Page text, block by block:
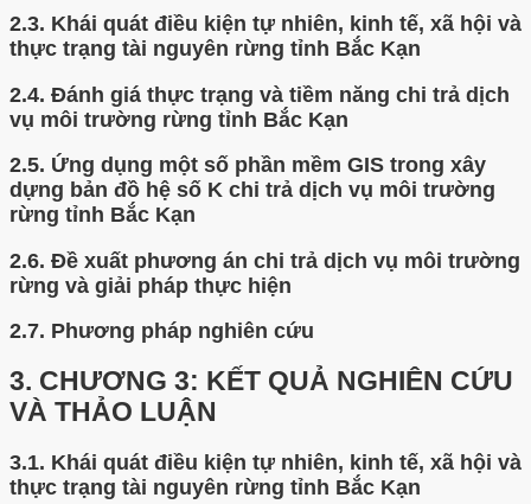
2.3. Khái quát điều kiện tự nhiên, kinh tế, xã hội và
thực trạng tài nguyên rừng tỉnh Bắc Kạn
2.4. Đánh giá thực trạng và tiềm năng chi trả dịch
vụ môi trường rừng tỉnh Bắc Kạn
2.5. Ứng dụng một số phần mềm GIS trong xây
dựng bản đồ hệ số K chi trả dịch vụ môi trường
rừng tỉnh Bắc Kạn
2.6. Đề xuất phương án chi trả dịch vụ môi trường
rừng và giải pháp thực hiện
2.7. Phương pháp nghiên cứu
3. CHƯƠNG 3: KẾT QUẢ NGHIÊN CỨU
VÀ THẢO LUẬN
3.1. Khái quát điều kiện tự nhiên, kinh tế, xã hội và
thực trạng tài nguyên rừng tỉnh Bắc Kạn